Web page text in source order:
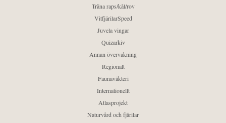
Träna raps/kål/rov
VitfjärilarSpeed
Juvela vingar
Quizarkiv
Annan övervakning
Regionalt
Faunaväkteri
Internationellt
Atlasprojekt
Naturvård och fjärilar